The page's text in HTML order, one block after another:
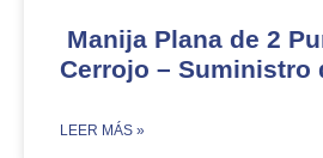
Manija Plana de 2
Cerrojo – Suministro
​LEER MÁS »